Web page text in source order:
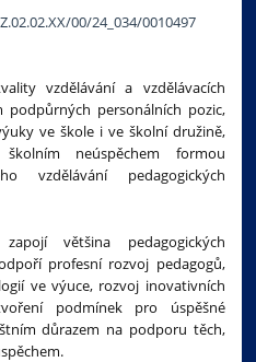
00/24_034/0010497
vzdělávání a vzdělávacích
personálních pozic,
ve škole i ve školní družině,
neúspěchem formou
vzdělávání pedagogických
většina pedagogických
profesní rozvoj pedagogů,
ve výuce, rozvoj inovativních
podmínek pro úspěšné
důrazem na podporu těch,